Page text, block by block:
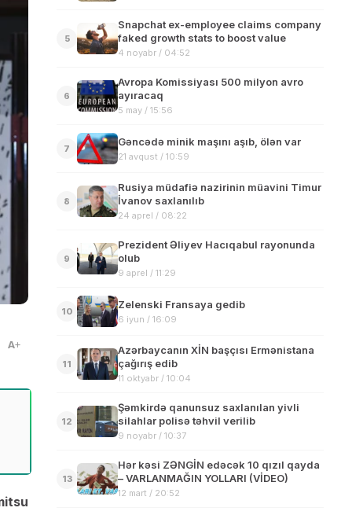
A
5
Snapchat ex-employee claims company
faked growth stats to boost value
4 noyabr / 04:52
6
Avropa Komissiyası 500 milyon avro
ayıracaq
5 may / 15:56
7
Gəncədə minik maşını aşıb, ölən var
21 avqust / 10:59
8
Rusiya müdafiə nazirinin müavini Timur
İvanov saxlanılıb
24 aprel / 08:22
9
Prezident Əliyev Hacıqabul rayonunda
olub
9 aprel / 11:29
10
Zelenski Fransaya gedib
6 iyun / 16:09
11
Azərbaycanın XİN başçısı Ermənistana
çağırış edib
11 oktyabr / 10:04
12
Şəmkirdə qanunsuz saxlanılan yivli
silahlar polisə təhvil verilib
9 noyabr / 10:37
13
Hər kəsi ZƏNGİN edəcək 10 qızıl qayda
– VARLANMAĞIN YOLLARI (VİDEO)
12 mart / 20:52